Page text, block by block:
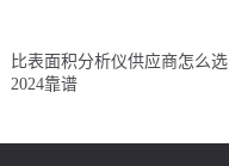
比表面积分析仪供应商怎么选
2024靠谱